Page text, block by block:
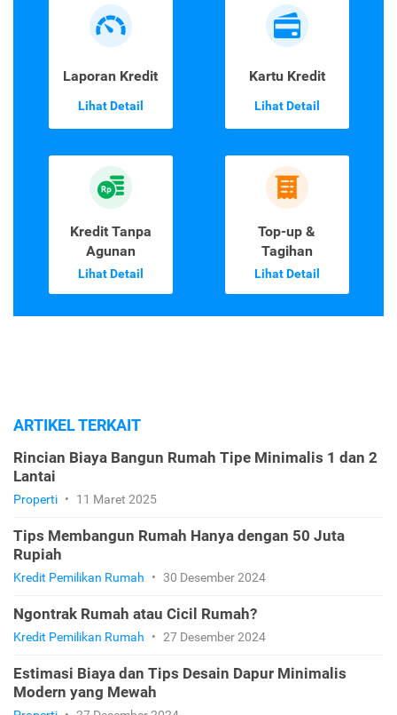
Laporan Kredit
Lihat Detail
Kartu Kredit
Lihat Detail
Kredit Tanpa
Agunan
Lihat Detail
Top-up &
Tagihan
Lihat Detail
ARTIKEL TERKAIT
Rincian Biaya Bangun Rumah Tipe Minimalis 1 dan 2
Lantai
Properti • 11 Maret 2025
Tips Membangun Rumah Hanya dengan 50 Juta
Rupiah
Kredit Pemilikan Rumah • 30 Desember 2024
Ngontrak Rumah atau Cicil Rumah?
Kredit Pemilikan Rumah • 27 Desember 2024
Estimasi Biaya dan Tips Desain Dapur Minimalis
Modern yang Mewah